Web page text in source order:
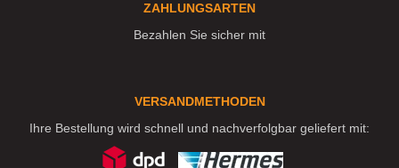
ZAHLUNGSARTEN
Bezahlen Sie sicher mit
VERSANDMETHODEN
Ihre Bestellung wird schnell und nachverfolgbar geliefert mit: